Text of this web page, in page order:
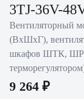
3TJ-36V-
Вентиляторный
(ВхШхГ),
шкафов ШТК,
9 264 ₽